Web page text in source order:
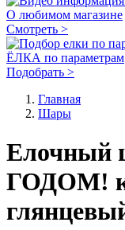
О любимом магазине
Смотреть >
ЁЛКА по параметрам
Подобрать >
Главная
Шары
ГОДОМ!